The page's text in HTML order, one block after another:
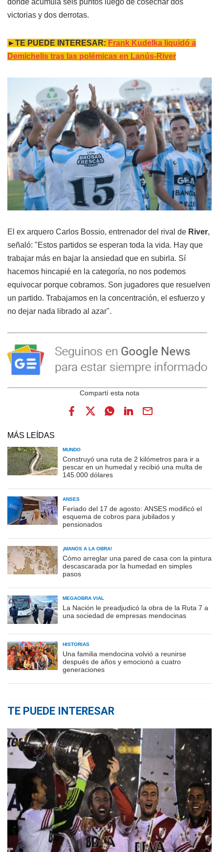
victorias y dos derrotas.
►TE PUEDE INTERESAR: Frank Kudelka liquidó a
Demichelis tras las polémicas en Lanús-River
El ex arquero Carlos Bossio, entrenador del rival de River,
señaló: "Estos partidos se esperan toda la vida. Hay que
trabajar más en bajar la ansiedad que en subirla. Sí
hacemos hincapié en la categoría, no nos podemos
equivocar porque cobramos. Son jugadores que resuelven
un partido. Trabajamos en la concentración, el esfuerzo y
no dejar nada librado al azar".
MÁS LEÍDAS
MUNDO
Construyó una ruta de 2 kilómetros para ir a
pescar en un humedal y recibió una multa de
145.000 dólares
ANSES
Feriado del 17 de agosto: ANSES modificó el
esquema de cobros para jubilados y
pensionados
¡MANOS A LA OBRA!
Cómo arreglar una pared de casa con la pintura
descascarada por la humedad en simples
pasos
MEGAOBRA VIAL
La Nación le preadjudicó la obra de la Ruta 7 a
una sociedad de empresas mendocinas
HISTORIAS
Una familia mendocina volvió a reunirse
después de años y emocionó a cuatro
generaciones
TE PUEDE INTERESAR